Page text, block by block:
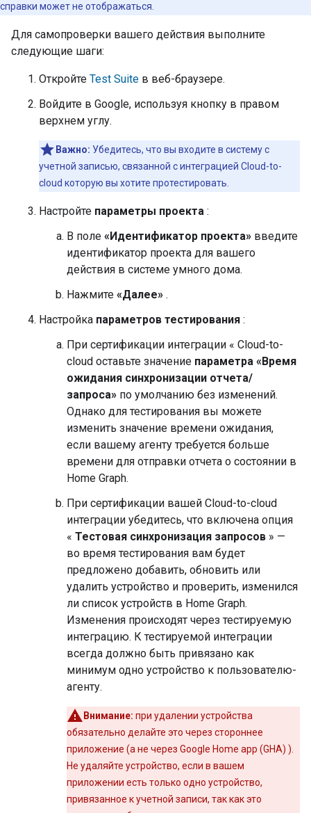
справки может не отображаться.
Для самопроверки вашего действия выполните
следующие шаги:
Откройте Test Suite в веб-браузере.
Войдите в Google, используя кнопку в правом
верхнем углу.
Важно: Убедитесь, что вы входите в систему с
учетной записью, связанной с интеграцией Cloud-to-
cloud которую вы хотите протестировать.
Настройте параметры проекта :
В поле «Идентификатор проекта» введите
идентификатор проекта для вашего
действия в системе умного дома.
Нажмите «Далее» .
Настройка параметров тестирования :
При сертификации интеграции « Cloud-to-
cloud оставьте значение параметра «Время
ожидания синхронизации отчета/
запроса» по умолчанию без изменений.
Однако для тестирования вы можете
изменить значение времени ожидания,
если вашему агенту требуется больше
времени для отправки отчета о состоянии в
Home Graph.
При сертификации вашей Cloud-to-cloud
интеграции убедитесь, что включена опция
« Тестовая синхронизация запросов » —
во время тестирования вам будет
предложено добавить, обновить или
удалить устройство и проверить, изменился
ли список устройств в Home Graph.
Изменения происходят через тестируемую
интеграцию. К тестируемой интеграции
всегда должно быть привязано как
минимум одно устройство к пользователю-
агенту.
Внимание: при удалении устройства
обязательно делайте это через стороннее
приложение (а не через Google Home app (GHA) ).
Не удаляйте устройство, если в вашем
приложении есть только одно устройство,
привязанное к учетной записи, так как это